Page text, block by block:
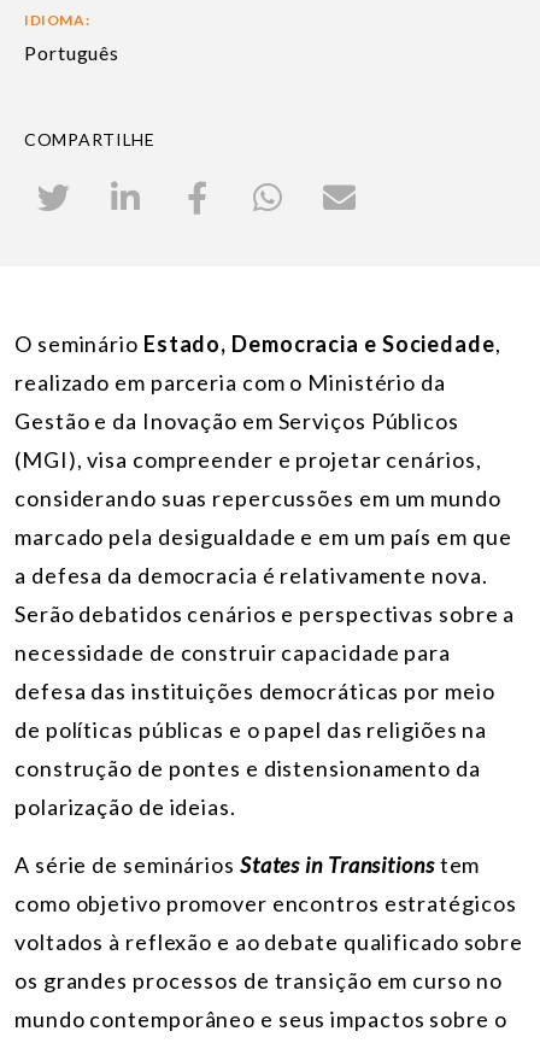
IDIOMA:
Português
COMPARTILHE
O seminário Estado, Democracia e Sociedade,
realizado em parceria com o Ministério da
Gestão e da Inovação em Serviços Públicos
(MGI), visa compreender e projetar cenários,
considerando suas repercussões em um mundo
marcado pela desigualdade e em um país em que
a defesa da democracia é relativamente nova.
Serão debatidos cenários e perspectivas sobre a
necessidade de construir capacidade para
defesa das instituições democráticas por meio
de políticas públicas e o papel das religiões na
construção de pontes e distensionamento da
polarização de ideias.
A série de seminários States in Transitionstem
como objetivo promover encontros estratégicos
voltados à reflexão e ao debate qualificado sobre
os grandes processos de transição em curso no
mundo contemporâneo e seus impactos sobre o